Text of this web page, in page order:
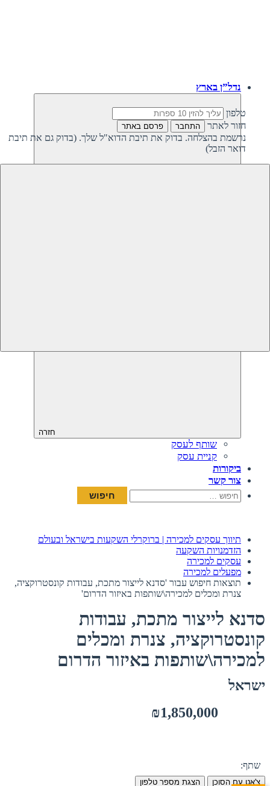
טלפון
חזור לאתר
התחבר פרסם באתר
נרשמת בהצלחה. בדוק את תיבת הדוא"ל שלך. (בדוק גם את תיבת
דואר הזבל)
נדל”ן בארץ
חזרה
שותף לעסק
קניית עסק
ביקורות
צור קשר
חיפוש:
תיווך עסקים למכירה | ברוקרלי השקעות בישראל ובעולם
הזדמנויות השקעה
עסקים למכירה
מפעלים למכירה
תוצאות חיפוש עבור 'סדנא לייצור מתכת, עבודות קונסטרוקציה,
צנרת ומכלים למכירה\שותפות באיזור הדרום'
סדנא לייצור מתכת, עבודות
קונסטרוקציה, צנרת ומכלים
למכירה\שותפות באיזור הדרום
ישראל
₪1,850,000
שתף:
צ'אט עם הסוכן הצגת מספר טלפון